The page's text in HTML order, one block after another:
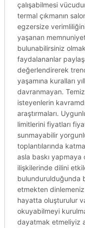
çalışabilmesi
termal çıkmanın
egzersize
yaşanan
bulunabilirsiniz
faydalananlar
değerlendirerek
yaşamına kuralları
davranmayan.
isteyenlerin
araştırmaları.
limitlerini fiyatları
sunmayabilir
toplantılarında
asla baskı yapmaya
ilişkilerinde dilini
bulundurulduğunda
etmekten dinlemeniz
hayatta oluşturulur
okuyabilmeyi
dayatmak etmeliyiz